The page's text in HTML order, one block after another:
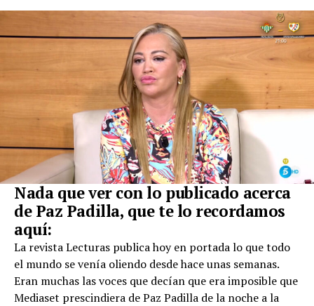
Nada que ver con lo publicado acerca
de Paz Padilla, que te lo recordamos
aquí:
La revista Lecturas publica hoy en portada lo que todo
el mundo se venía oliendo desde hace unas semanas.
Eran muchas las voces que decían que era imposible que
Mediaset prescindiera de Paz Padilla de la noche a la